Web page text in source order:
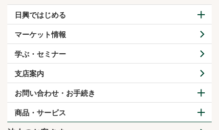
日興ではじめる
マーケット情報
学ぶ・セミナー
支店案内
お問い合わせ・お手続き
商品・サービス